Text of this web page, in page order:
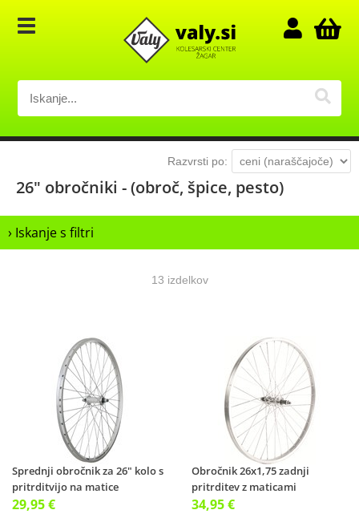
Razvrsti po:
26" obročniki - (obroč, špice, pesto)
› Iskanje s filtri
13 izdelkov
Sprednji obročnik za 26" kolo s
pritrditvijo na matice
29,95 €
Obročnik 26x1,75 zadnji
pritrditev z maticami
34,95 €